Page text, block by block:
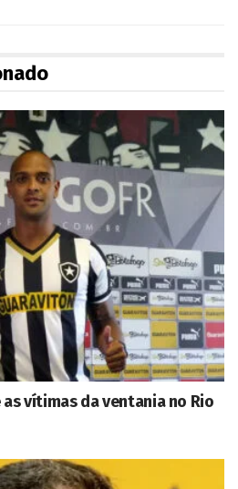
vítimas da ventania no Rio